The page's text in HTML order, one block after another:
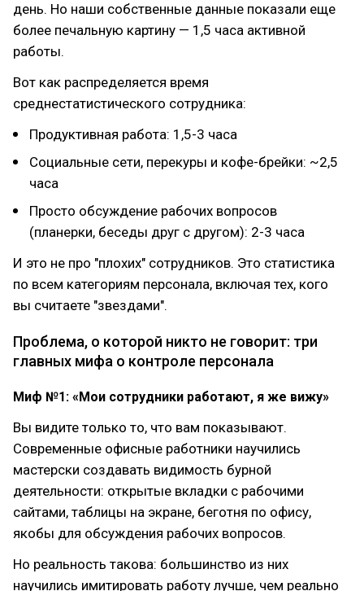
день. Но наши собственные данные показали еще
более печальную картину — 1,5 часа активной
работы.
Вот как распределяется время
среднестатистического сотрудника:
Продуктивная работа: 1,5-3 часа
Социальные сети, перекуры и кофе-брейки: ~2,5
часа
Просто обсуждение рабочих вопросов
(планерки, беседы друг с другом): 2-3 часа
И это не про "плохих" сотрудников. Это статистика
по всем категориям персонала, включая тех, кого
вы считаете "звездами".
Проблема, о которой никто не говорит: три
главных мифа о контроле персонала
Миф №1: «Мои сотрудники работают, я же вижу»
Вы видите только то, что вам показывают.
Современные офисные работники научились
мастерски создавать видимость бурной
деятельности: открытые вкладки с рабочими
сайтами, таблицы на экране, беготня по офису,
якобы для обсуждения рабочих вопросов.
Но реальность такова: большинство из них
научились имитировать работу лучше, чем реально